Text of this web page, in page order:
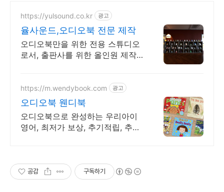
https://yulsound.co.kr 광고
율사운드,오디오북 전문 제작
오디오북만을 위한 전용 스튜디오
로서, 출판사를 위한 올인원 제작
https://m.wendybook.com 광고
오디오북 웬디북
오디오북으로 완성하는 우리아이
영어, 최저가 보상, 추기적립, 추가
공감 구독하기